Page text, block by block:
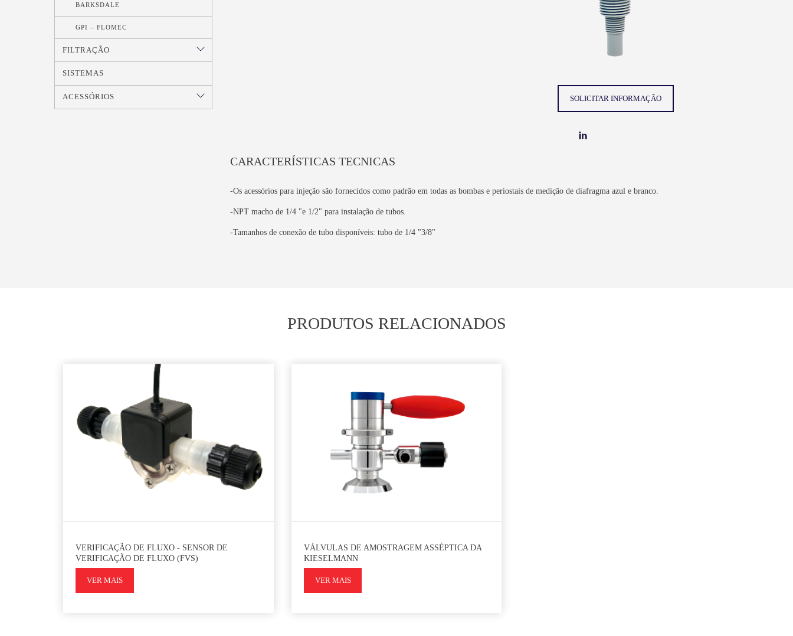
BARKSDALE
GPI – FLOMEC
FILTRAÇÃO
SISTEMAS
ACESSÓRIOS SOLICITAR INFORMAÇÃO
CARACTERÍSTICAS TECNICAS
-Os acessórios para injeção são fornecidos como padrão em todas as bombas e periostais de medição de diafragma azul e branco.
-NPT macho de 1/4 "e 1/2" para instalação de tubos.
-Tamanhos de conexão de tubo disponíveis: tubo de 1/4 "3/8"
PRODUTOS RELACIONADOS
VERIFICAÇÃO DE FLUXO - SENSOR DE
VERIFICAÇÃO DE FLUXO (FVS)
VER MAIS
VÁLVULAS DE AMOSTRAGEM ASSÉPTICA DA
KIESELMANN
VER MAIS